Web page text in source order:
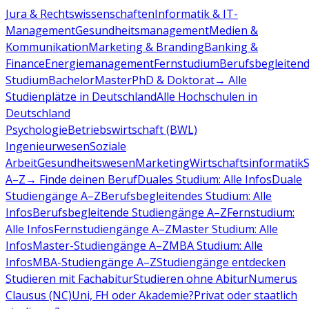
Jura & RechtswissenschaftenInformatik & IT-
ManagementGesundheitsmanagementMedien &
KommunikationMarketing & BrandingBanking &
FinanceEnergiemanagementFernstudiumBerufsbegleitend
StudiumBachelorMasterPhD & Doktorat→ Alle
Studienplätze in DeutschlandAlle Hochschulen in
Deutschland
PsychologieBetriebswirtschaft (BWL)
IngenieurwesenSoziale
ArbeitGesundheitswesenMarketingWirtschaftsinformatik
A–Z→ Finde deinen BerufDuales Studium: Alle InfosDuale
Studiengänge A–ZBerufsbegleitendes Studium: Alle
InfosBerufsbegleitende Studiengänge A–ZFernstudium:
Alle InfosFernstudiengänge A–ZMaster Studium: Alle
InfosMaster-Studiengänge A–ZMBA Studium: Alle
InfosMBA-Studiengänge A–ZStudiengänge entdecken
Studieren mit FachabiturStudieren ohne AbiturNumerus
Clausus (NC)Uni, FH oder Akademie?Privat oder staatlich